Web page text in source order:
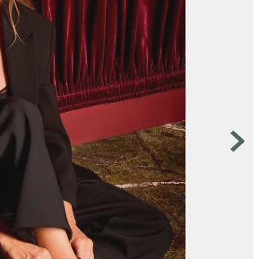
8
ballerina
9
tina
10. adelaida